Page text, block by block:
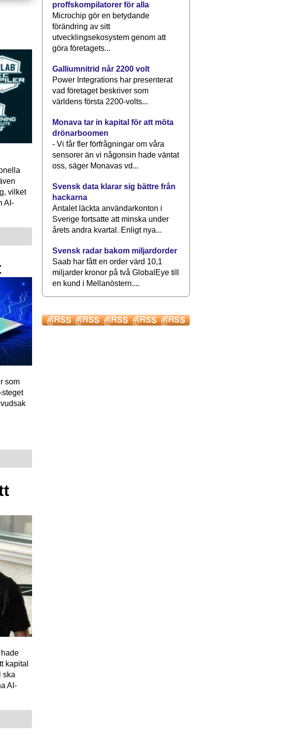
vilket
AI-
som
steget
kapital
ska
AI-
proffskompilatorer för alla
Microchip gör en betydande
förändring av sitt
utvecklingsekosystem genom att
göra företagets...
Galliumnitrid når 2200 volt
Power Integrations har presenterat
vad företaget beskriver som
världens första 2200-volts...
Monava tar in kapital för att möta
drönarboomen
- Vi får fler förfrågningar om våra
sensorer än vi någonsin hade väntat
oss, säger Monavas vd...
Svensk data klarar sig bättre från
hackarna
Antalet läckta användarkonton i
Sverige fortsatte att minska under
årets andra kvartal. Enligt nya...
Svensk radar bakom miljardorder
Saab har fått en order värd 10,1
miljarder kronor på två GlobalEye till
en kund i Mellanöstern....